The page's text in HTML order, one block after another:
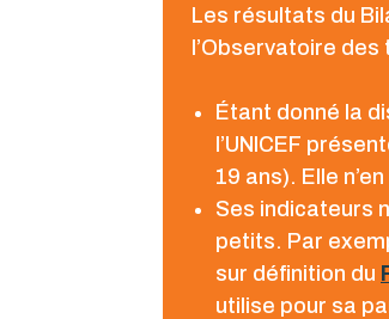
Les résultats du
l’Observatoire
Étant donné la
l’UNICEF
19 ans). Elle
Ses indicateurs
petits. Par
sur définition du
utilise pour sa